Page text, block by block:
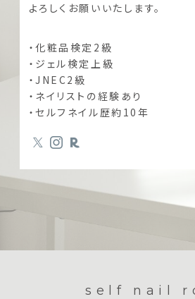
よろしくお願いいたします。
・化粧品検定2級
・ジェル検定上級
・JNEC2級
・ネイリストの経験あり
・セルフネイル歴約10年
self nail